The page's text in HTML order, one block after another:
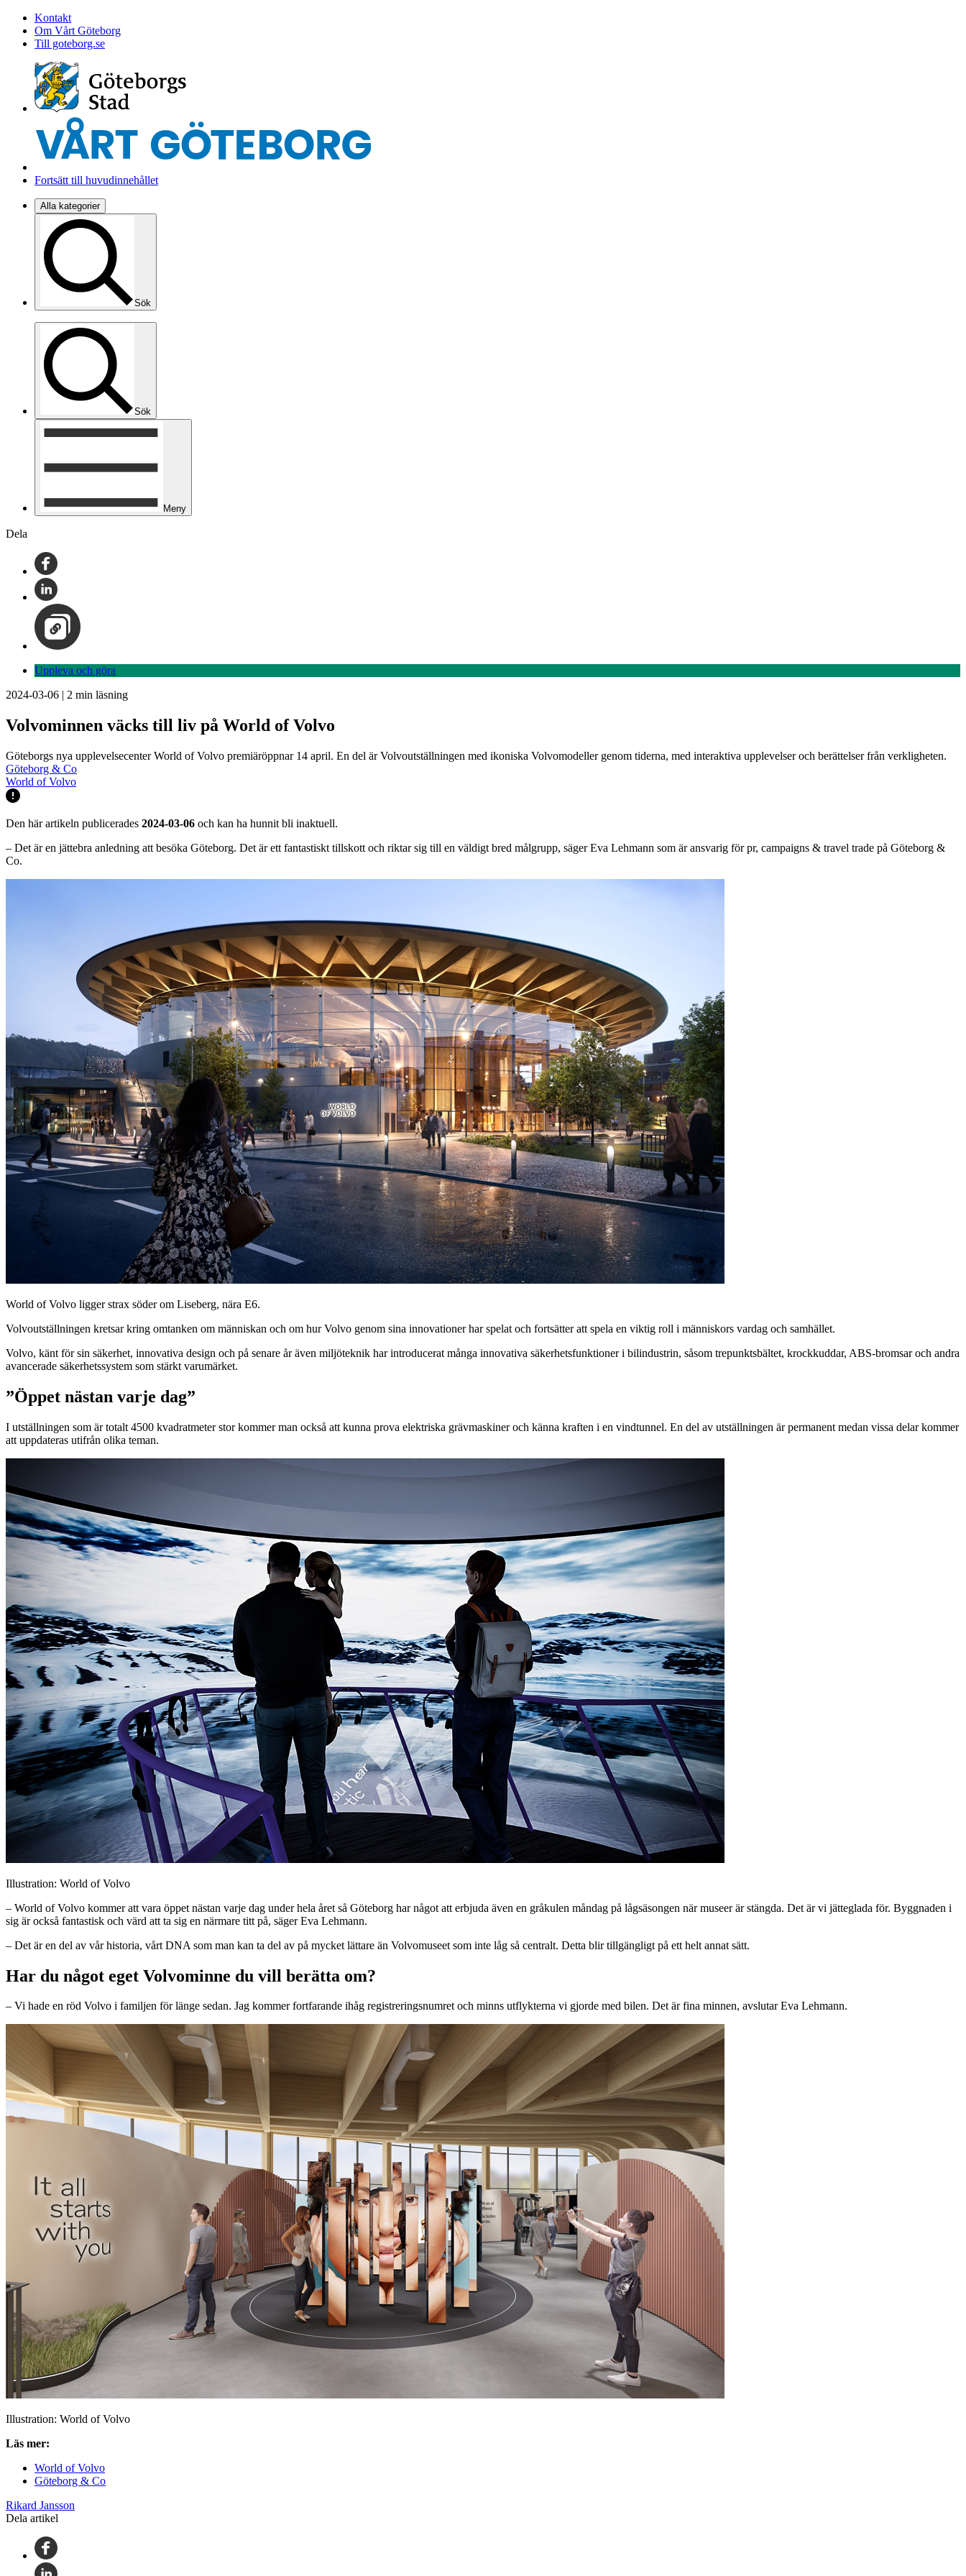
Kontakt
Om Vårt Göteborg
Till goteborg.se
Fortsätt till huvudinnehållet
Alla kategorier
Sök
Sök
Meny
Dela
Uppleva och göra
2024-03-06 | 2 min läsning
Volvominnen väcks till liv på World of Volvo
Göteborgs nya upplevelsecenter World of Volvo premiäröppnar 14 april. En del är Volvoutställningen med ikoniska Volvomodeller genom tiderna, med interaktiva upplevelser och berättelser från verkligheten.
Göteborg & Co
World of Volvo
Den här artikeln publicerades 2024-03-06 och kan ha hunnit bli inaktuell.
– Det är en jättebra anledning att besöka Göteborg. Det är ett fantastiskt tillskott och riktar sig till en väldigt bred målgrupp, säger Eva Lehmann som är ansvarig för pr, campaigns & travel trade på Göteborg &
Co.
World of Volvo ligger strax söder om Liseberg, nära E6.
Volvoutställningen kretsar kring omtanken om människan och om hur Volvo genom sina innovationer har spelat och fortsätter att spela en viktig roll i människors vardag och samhället.
Volvo, känt för sin säkerhet, innovativa design och på senare år även miljöteknik har introducerat många innovativa säkerhetsfunktioner i bilindustrin, såsom trepunktsbältet, krockkuddar, ABS-bromsar och andra
avancerade säkerhetssystem som stärkt varumärket.
”Öppet nästan varje dag”
I utställningen som är totalt 4500 kvadratmeter stor kommer man också att kunna prova elektriska grävmaskiner och känna kraften i en vindtunnel. En del av utställningen är permanent medan vissa delar kommer
att uppdateras utifrån olika teman.
Illustration: World of Volvo
– World of Volvo kommer att vara öppet nästan varje dag under hela året så Göteborg har något att erbjuda även en gråkulen måndag på lågsäsongen när museer är stängda. Det är vi jätteglada för. Byggnaden i
sig är också fantastisk och värd att ta sig en närmare titt på, säger Eva Lehmann.
– Det är en del av vår historia, vårt DNA som man kan ta del av på mycket lättare än Volvomuseet som inte låg så centralt. Detta blir tillgängligt på ett helt annat sätt.
Har du något eget Volvominne du vill berätta om?
– Vi hade en röd Volvo i familjen för länge sedan. Jag kommer fortfarande ihåg registreringsnumret och minns utflykterna vi gjorde med bilen. Det är fina minnen, avslutar Eva Lehmann.
Illustration: World of Volvo
Läs mer:
World of Volvo
Göteborg & Co
Rikard Jansson
Dela artikel